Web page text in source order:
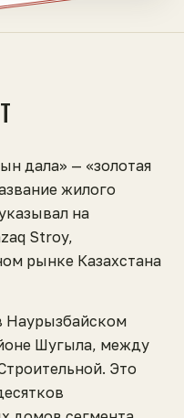
дала» — «золотая
жилого
на
Stroy,
рынке Казахстана
Наурызбайском
Шугыла, между
Это